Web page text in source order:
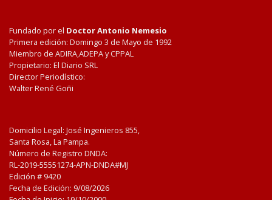
Fundado por el Doctor Antonio Nemesio
Primera edición: Domingo 3 de Mayo de 1992
Miembro de ADIRA,ADEPA y CPPAL
Propietario: El Diario SRL
Director Periodístico:
Walter René Goñi
Domicilio Legal: José Ingenieros 855,
Santa Rosa, La Pampa.
Número de Registro DNDA:
RL-2019-55551274-APN-DNDA#MJ
Edición # 9420
Fecha de Edición: 9/08/2026